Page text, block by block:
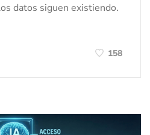
datos siguen existiendo.
158